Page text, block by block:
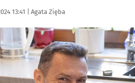
13:41 | Autor:
Agata Zięba
aby powiększyć